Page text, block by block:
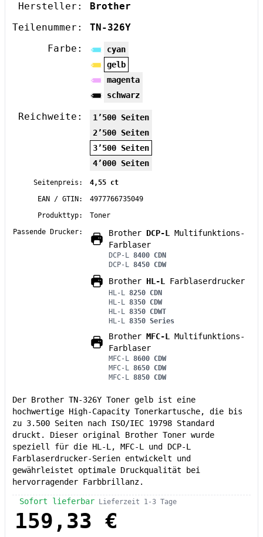
Hersteller:
Brother
Teilenummer:
TN-326Y
Farbe:
cyan
gelb
magenta
schwarz
Reichweite:
1’500 Seiten
2’500 Seiten
3’500 Seiten
4’000 Seiten
Seitenpreis:
4,55 ct
EAN / GTIN:
4977766735049
Produkttyp:
Toner
Passende Drucker:
Brother DCP-L
Multifunktions-
Farblaser
DCP-L 8400 CDN
DCP-L 8450 CDW
Brother HL-L Farblaserdrucker
HL-L 8250 CDN
HL-L 8350 CDW
HL-L 8350 CDWT
HL-L 8350 Series
Brother MFC-L
Multifunktions-
Farblaser
MFC-L 8600 CDW
MFC-L 8650 CDW
MFC-L 8850 CDW
Der Brother TN-326Y Toner gelb ist eine
hochwertige High-Capacity Tonerkartusche, die bis
zu 3.500 Seiten nach ISO/IEC 19798 Standard
druckt. Dieser original Brother Toner wurde
speziell für die HL-L, MFC-L und DCP-L
Farblaserdrucker-Serien entwickelt und
gewährleistet optimale Druckqualität bei
hervorragender Farbbrillanz.
Sofort lieferbar Lieferzeit 1-3 Tage
159,33 €